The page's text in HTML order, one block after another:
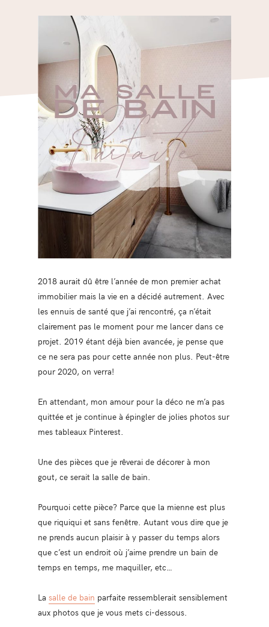
2018 aurait dû être l’année de mon premier achat
immobilier mais la vie en a décidé autrement. Avec
les ennuis de santé que j’ai rencontré, ça n’était
clairement pas le moment pour me lancer dans ce
projet. 2019 étant déjà bien avancée, je pense que
ce ne sera pas pour cette année non plus. Peut-être
pour 2020, on verra!
En attendant, mon amour pour la déco ne m’a pas
quittée et je continue à épingler de jolies photos sur
mes tableaux Pinterest.
Une des pièces que je rêverai de décorer à mon
gout, ce serait la salle de bain.
Pourquoi cette pièce? Parce que la mienne est plus
que riquiqui et sans fenêtre. Autant vous dire que je
ne prends aucun plaisir à y passer du temps alors
que c’est un endroit où j’aime prendre un bain de
temps en temps, me maquiller, etc…
La salle de bain parfaite ressemblerait sensiblement
aux photos que je vous mets ci-dessous.